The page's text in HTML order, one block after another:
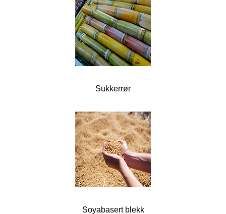
Sukkerrør
Soyabasert blekk